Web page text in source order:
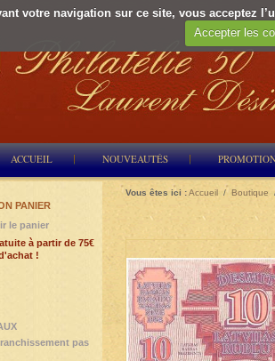
votre navigation sur ce site, vous acceptez
Accepter les
ACCUEIL NOUVEAUTÉS
Vous êtes ici :Accueil / Boutique
pas
PANIER
le panier
à partir de 75€
!